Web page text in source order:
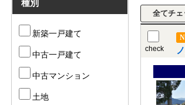
check
種別
新築一戸建て
中古一戸建て
中古マンション
土地